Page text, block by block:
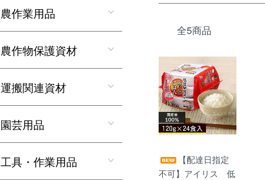
全5商品
【配達日指定
不可】アイリス 低
農作業用品
農作物保護資材
運搬関連資材
園芸用品
工具・作業用品